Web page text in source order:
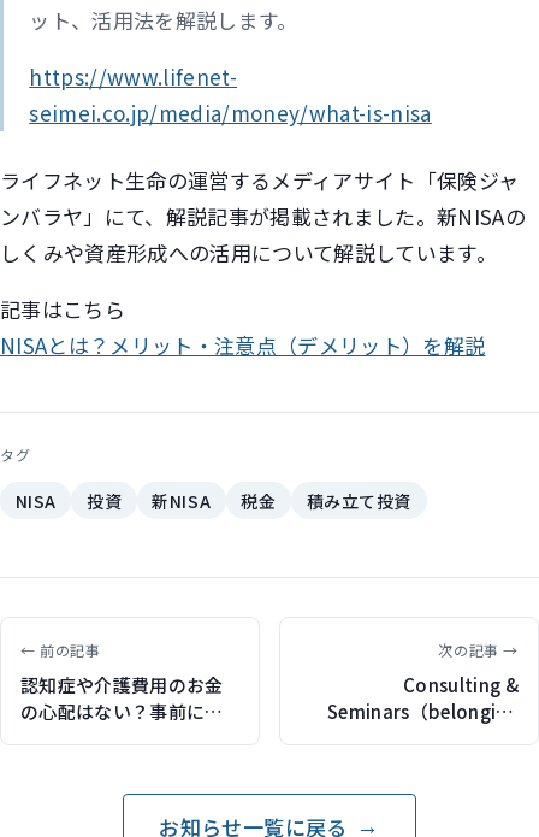
ット、活用法を解説します。
https://www.lifenet-
seimei.co.jp/media/money/what-is-nisa
ライフネット生命の運営するメディアサイト「保険ジャ
ンバラヤ」にて、解説記事が掲載されました。新NISAの
しくみや資産形成への活用について解説しています。
記事はこちら
NISAとは？メリット・注意点（デメリット）を解説
タグ
NISA 投資 新NISA 税金 積み立て投資
← 前の記事
認知症や介護費用のお金
の心配はない？事前にで
次の記事 →
Consulting &
Seminars（belonging
お知らせ一覧に戻る